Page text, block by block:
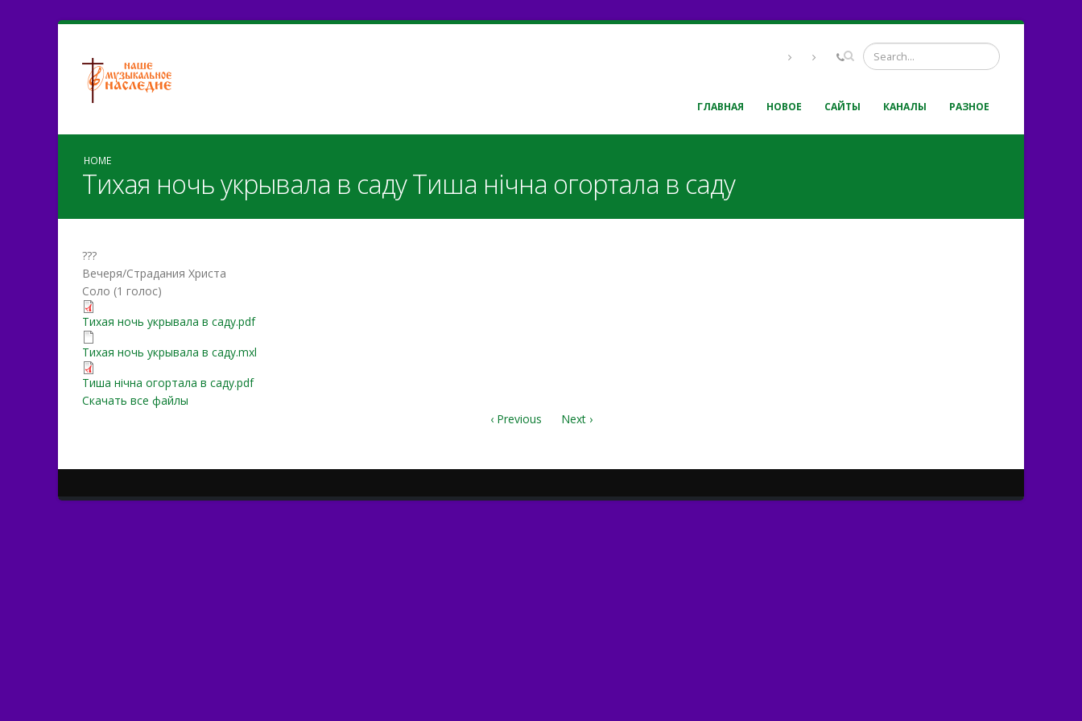
ГЛАВНАЯ НОВОЕ САЙТЫ КАНАЛЫ РАЗНОЕ
HOME
Тихая ночь укрывала в саду Тиша нічна огортала в саду
???
Вечеря/Страдания Христа
Соло (1 голос)
Тихая ночь укрывала в саду.pdf
Тихая ночь укрывала в саду.pdf
Тихая ночь укрывала в саду.mxl
Тихая ночь укрывала в саду.mxl
Тиша нічна огортала в саду.pdf
Тиша нічна огортала в саду.pdf
Скачать все файлы
‹ Previous
Next ›